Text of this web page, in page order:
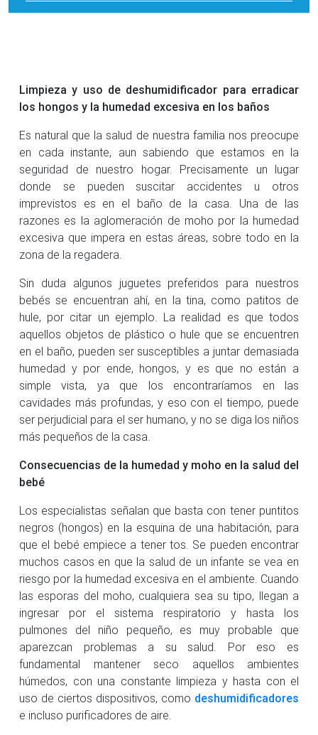
Limpieza y uso de deshumidificador para erradicar
los hongos y la humedad excesiva en los baños
Es natural que la salud de nuestra familia nos preocupe
en cada instante, aun sabiendo que estamos en la
seguridad de nuestro hogar. Precisamente un lugar
donde se pueden suscitar accidentes u otros
imprevistos es en el baño de la casa. Una de las
razones es la aglomeración de moho por la humedad
excesiva que impera en estas áreas, sobre todo en la
zona de la regadera.
Sin duda algunos juguetes preferidos para nuestros
bebés se encuentran ahí, en la tina, como patitos de
hule, por citar un ejemplo. La realidad es que todos
aquellos objetos de plástico o hule que se encuentren
en el baño, pueden ser susceptibles a juntar demasiada
humedad y por ende, hongos, y es que no están a
simple vista, ya que los encontraríamos en las
cavidades más profundas, y eso con el tiempo, puede
ser perjudicial para el ser humano, y no se diga los niños
más pequeños de la casa.
Consecuencias de la humedad y moho en la salud del
bebé
Los especialistas señalan que basta con tener puntitos
negros (hongos) en la esquina de una habitación, para
que el bebé empiece a tener tos. Se pueden encontrar
muchos casos en que la salud de un infante se vea en
riesgo por la humedad excesiva en el ambiente. Cuando
las esporas del moho, cualquiera sea su tipo, llegan a
ingresar por el sistema respiratorio y hasta los
pulmones del niño pequeño, es muy probable que
aparezcan problemas a su salud. Por eso es
fundamental mantener seco aquellos ambientes
húmedos, con una constante limpieza y hasta con el
uso de ciertos dispositivos, como deshumidificadores
e incluso purificadores de aire.